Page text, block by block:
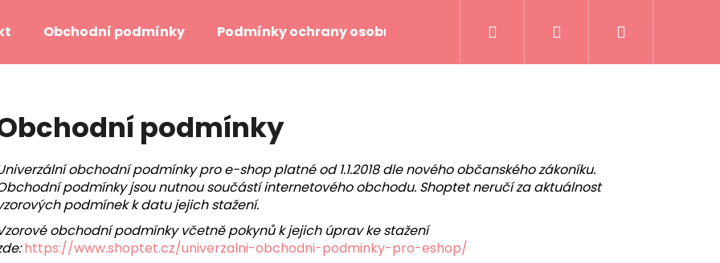
Obchodní podmínky Podmínky ochrany osobních údajů Přihlášení
podmínky
ální obchodní podmínky pro e-shop platné od 1.1.2018 dle nového občanského zákoníku.
podmínky jsou nutnou součástí internetového obchodu. Shoptet neručí za aktuálnost
podmínek k datu jejich stažení.
obchodní podmínky včetně pokynů k jejich úprav ke stažení
https://www.shoptet.cz/univerzalni-obchodni-podminky-pro-eshop/
HLEDAT
Doporučujeme